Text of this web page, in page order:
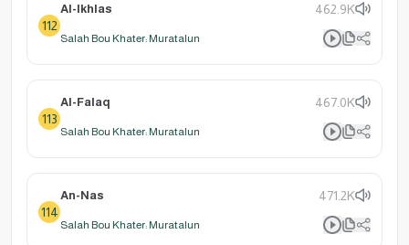
112
Al-Ikhlas 462.9K
Salah Bou Khater: Muratalun
113
Al-Falaq 467.0K
Salah Bou Khater: Muratalun
114
An-Nas 471.2K
Salah Bou Khater: Muratalun